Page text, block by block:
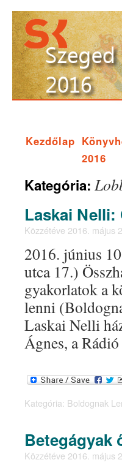
Kezdőlap
2016
Kategória:
Laskai Nelli:
Közzétéve 2016. május
2016. június
utca 17.)
gyakorlatok a
lenni
Laskai Nelli
Ágnes, a
Kategória: Boldognak
Betegágyak
Közzétéve 2016. május